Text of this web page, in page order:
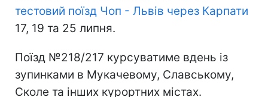
тестовий поїзд Чоп - Львів через Карпати
17, 19 та 25 липня.
Поїзд №218/217 курсуватиме вдень із
зупинками в Мукачевому, Славському,
Сколе та інших курортних містах.